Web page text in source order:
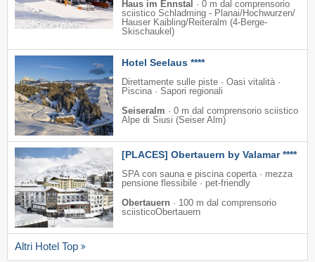
Haus im Ennstal · 0 m dal comprensorio
sciistico Schladming - Planai/​Hochwurzen/​
Hauser Kaibling/​Reiteralm (4-Berge-
Skischaukel)
Hotel Seelaus ****
Direttamente sulle piste · Oasi vitalità ·
Piscina · Sapori regionali
Seiseralm · 0 m dal comprensorio sciistico
Alpe di Siusi (Seiser Alm)
[PLACES] Obertauern by Valamar ****
SPA con sauna e piscina coperta · mezza
pensione flessibile · pet-friendly
Obertauern · 100 m dal comprensorio
sciisticoObertauern
Altri Hotel Top